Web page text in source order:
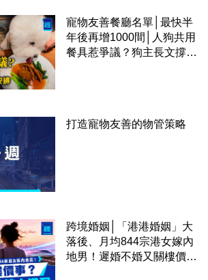
寵物友善餐廳名單│最快半
年後再增1000間│人狗共用
餐具惹爭議？狗主長文撐
打造寵物友善的物管策略
跨境婚姻│「港港婚姻」大
落後、月均844宗港女嫁內
地男！遲婚不婚又關樓價